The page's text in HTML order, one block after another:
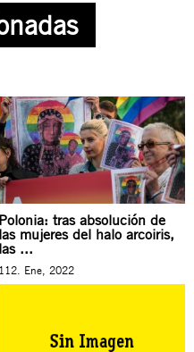
Polonia: tras absolución de
las mujeres del halo arcoiris,
las ...
112. Ene, 2022